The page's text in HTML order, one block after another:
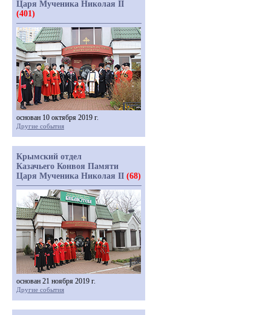
Царя Мученика Николая II
(401)
основан 10 октября 2019 г.
Другие события
Крымский отдел
Казачьего Конвоя Памяти
Царя Мученика Николая II (68)
основан 21 ноября 2019 г.
Другие события